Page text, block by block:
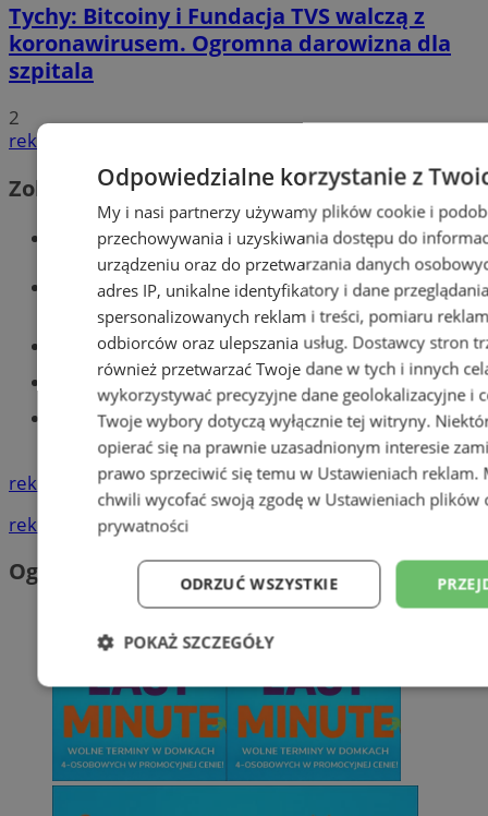
Tychy: Bitcoiny i Fundacja TVS walczą z
koronawirusem. Ogromna darowizna dla
szpitala
2
reklama
Zobacz również
Wiadomości kryminalne w Tychach
Wiadomości lokalne
Części samochodowe do -70%!
Tworzenie stron www - Tychy
Znajdź pracę - codziennie nowe
ogłoszenia
reklama
reklama
Ogłoszenia
Odpowiedzialne korzystanie z
My i nasi partnerzy używamy plików cookie i
przechowywania i uzyskiwania dostępu do
urządzeniu oraz do przetwarzania danych
adres IP, unikalne identyfikatory i dane
spersonalizowanych reklam i treści, pomiaru
odbiorców oraz ulepszania usług. Dostawcy stron
również przetwarzać Twoje dane w tych i innych
wykorzystywać precyzyjne dane geolokalizacyjne i
Twoje wybory dotyczą wyłącznie tej witryny.
opierać się na prawnie uzasadnionym interesie
prawo sprzeciwić się temu w Ustawieniach reklam.
chwili wycofać swoją zgodę w Ustawieniach plików
prywatności
ODRZUĆ WSZYSTKIE
POKAŻ SZCZEGÓŁY
Niezbędne Wydajność
Niesklasyfikowane